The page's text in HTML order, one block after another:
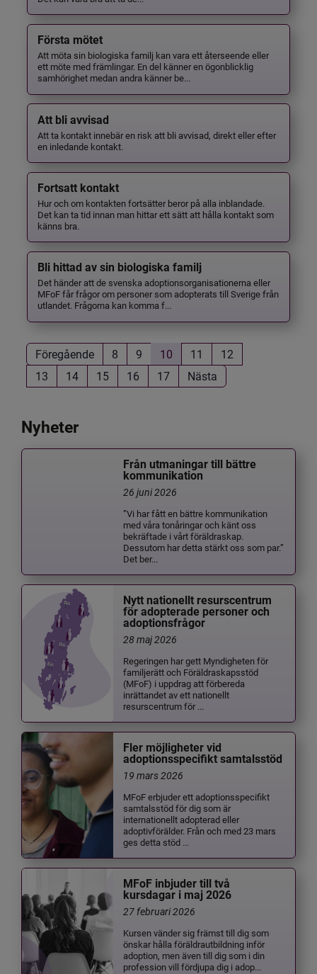
Första mötet
Att möta sin biologiska familj kan vara ett återseende eller
ett möte med främlingar. En del känner en ögonblicklig
samhörighet medan andra känner be...
Att bli avvisad
Att ta kontakt innebär en risk att bli avvisad, direkt eller efter
en inledande kontakt.
Fortsatt kontakt
Hur och om kontakten fortsätter beror på alla inblandade.
Det kan ta tid innan man hittar ett sätt att hålla kontakt som
känns bra.
Bli hittad av sin biologiska familj
Det händer att de svenska adoptionsorganisationerna eller
MFoF får frågor om personer som adopterats till Sverige från
utlandet. Frågorna kan komma f...
Föregående 8 9 10 11
12
13
14 15 16 17 Nästa
Nyheter
Från utmaningar till bättre
kommunikation
26 juni 2026
”Vi har fått en bättre kommunikation
med våra tonåringar och känt oss
bekräftade i vårt föräldraskap.
Dessutom har detta stärkt oss som par.”
Det ber...
Nytt nationellt resurscentrum
för adopterade personer och
adoptionsfrågor
28 maj 2026
Regeringen har gett Myndigheten för
familjerätt och Föräldraskapsstöd
(MFoF) i uppdrag att förbereda
inrättandet av ett nationellt
resurscentrum för ...
Fler möjligheter vid
adoptionsspecifikt samtalsstöd
19 mars 2026
MFoF erbjuder ett adoptionsspecifikt
samtalsstöd för dig som är
internationellt adopterad eller
adoptivförälder. Från och med 23 mars
ges detta stöd ...
MFoF inbjuder till två
kursdagar i maj 2026
27 februari 2026
Kursen vänder sig främst till dig som
önskar hålla föräldrautbildning inför
adoption, men även till dig som i din
profession vill fördjupa dig i adop...